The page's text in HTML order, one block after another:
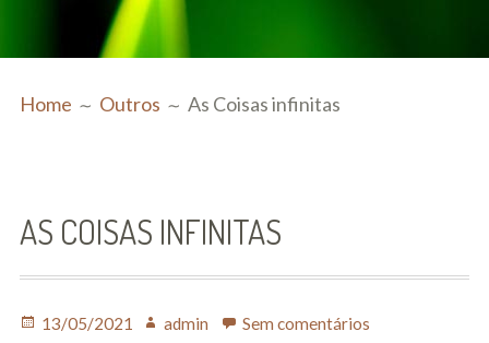
Consultas
Nutrição
Ortomolecular
Diagnóstico Funcional
Home Outros As Coisas infinitas
AS COISAS INFINITAS
Posted
13/05/2021 Author
admin Sem comentáriosem